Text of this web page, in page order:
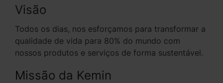
Visão
Todos os dias, nos esforçamos para transformar a
qualidade de vida para 80% do mundo com
nossos produtos e serviços de forma sustentável.
Missão da Kemin